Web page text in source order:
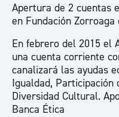
Apertura de 2 cuentas
en Fundación Zorroaga
En febrero del 2015 el
una cuenta corriente
canalizará las ayudas
Igualdad, Participación
Diversidad Cultural.
Banca Ética